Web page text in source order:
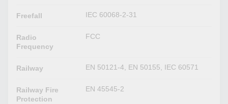
Freefall IEC 60068-2-31
Radio
Frequency
FCC
Railway EN 50121-4, EN 50155, IEC 60571
Railway Fire
Protection
EN 45545-2